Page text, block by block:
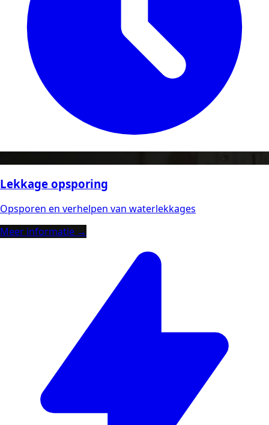
Lekkage opsporing
Opsporen en verhelpen van waterlekkages
Meer informatie →